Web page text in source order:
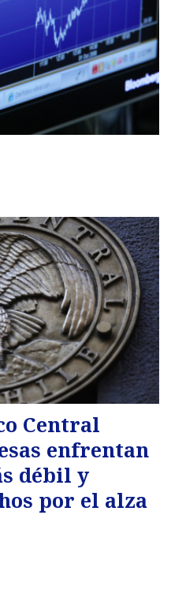
Central
enfrentan
débil y
por el alza